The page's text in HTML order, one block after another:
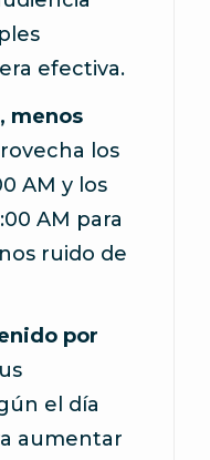
efectiva.
menos
los
AM y los
AM para
ruido de
por
el día
aumentar